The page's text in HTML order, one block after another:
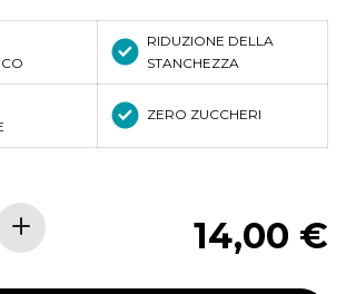
RIDUZIONE DELLA
STANCHEZZA
ZERO ZUCCHERI
14,00 €